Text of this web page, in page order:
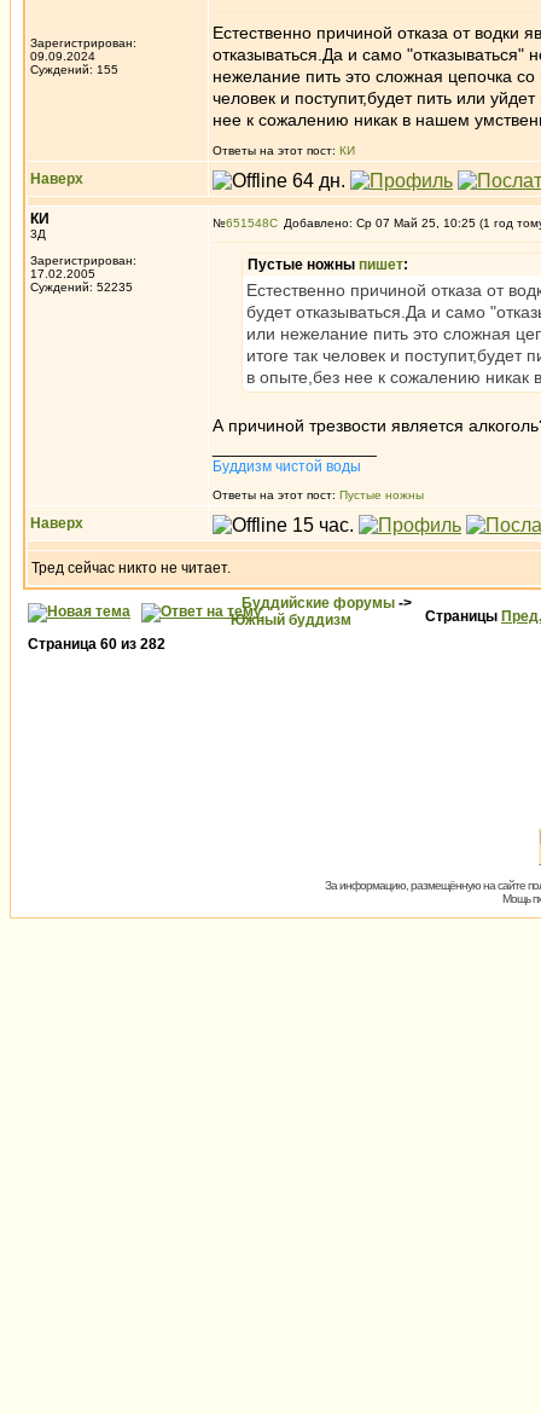
Зарегистрирован:
09.09.2024
Суждений: 155
Естественно причиной отказа от водки
отказываться.Да и само
нежелание пить это сложная цепочка
человек и поступит,будет пить или
нее к сожалению никак в нашем
Ответы на этот пост: КИ
Наверх
КИ
3Д
Зарегистрирован:
17.02.2005
Суждений: 52235
№651548 Добавлено: Ср 07 Май 25, 10:25 (1 год
Пустые ножны пишет:
Естественно причиной отказа от
будет отказываться.Да и само
или нежелание пить это сложная
итоге так человек и
в опыте,без нее к сожалению
А причиной трезвости является
Буддизм чистой воды
Ответы на этот пост: Пустые ножны
Наверх
Тред сейчас никто не читает.
Буддийские форумы ->
Южный буддизм
Страницы Пред.
Страница 60 из 282
За информацию, размещённую на сайте
Мощь